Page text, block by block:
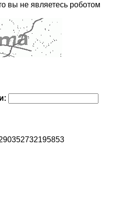
вы не являетесь роботом